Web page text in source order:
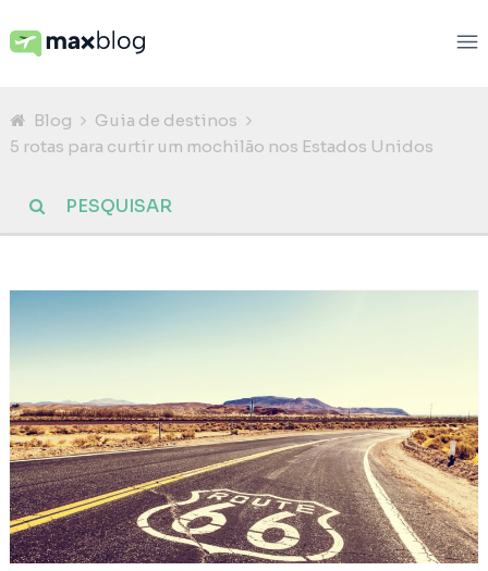
Blog
Guia de destinos
5 rotas para curtir um mochilão nos Estados Unidos